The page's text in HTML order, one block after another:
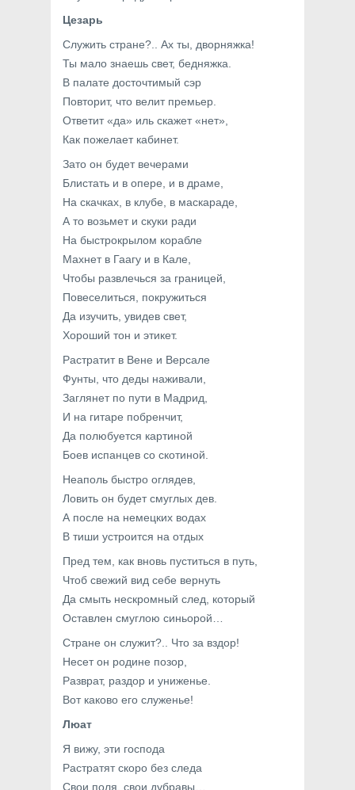
Цезарь
Служить стране?.. Ах ты, дворняжка!
Ты мало знаешь свет, бедняжка.
В палате досточтимый сэр
Повторит, что велит премьер.
Ответит «да» иль скажет «нет»,
Как пожелает кабинет.
Зато он будет вечерами
Блистать и в опере, и в драме,
На скачках, в клубе, в маскараде,
А то возьмет и скуки ради
На быстрокрылом корабле
Махнет в Гаагу и в Кале,
Чтобы развлечься за границей,
Повеселиться, покружиться
Да изучить, увидев свет,
Хороший тон и этикет.
Растратит в Вене и Версале
Фунты, что деды наживали,
Заглянет по пути в Мадрид,
И на гитаре побренчит,
Да полюбуется картиной
Боев испанцев со скотиной.
Неаполь быстро оглядев,
Ловить он будет смуглых дев.
А после на немецких водах
В тиши устроится на отдых
Пред тем, как вновь пуститься в путь,
Чтоб свежий вид себе вернуть
Да смыть нескромный след, который
Оставлен смуглою синьорой…
Стране он служит?.. Что за вздор!
Несет он родине позор,
Разврат, раздор и униженье.
Вот каково его служенье!
Люат
Я вижу, эти господа
Растратят скоро без следа
Свои поля, свои дубравы…